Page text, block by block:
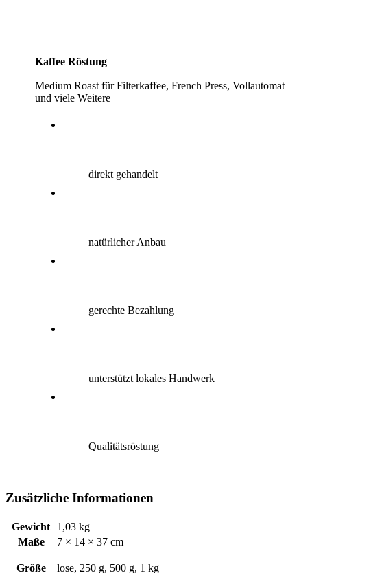
Kaffee Röstung
Medium Roast für Filterkaffee, French Press, Vollautomat
und viele Weitere
direkt gehandelt
natürlicher Anbau
gerechte Bezahlung
unterstützt lokales Handwerk
Qualitätsröstung
Zusätzliche Informationen
Gewicht
1,03 kg
Maße
7 × 14 × 37 cm
Größe lose, 250 g, 500 g, 1 kg